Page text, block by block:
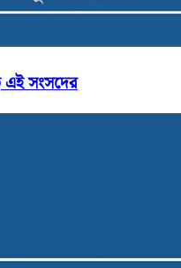
এই সংসদের